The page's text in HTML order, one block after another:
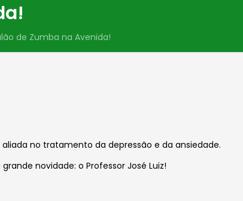
de Zumba na Avenida!
no tratamento da depressão e da ansiedade.
novidade: o Professor José Luiz!